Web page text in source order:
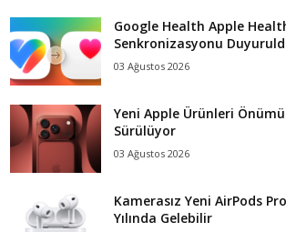
Google Health Apple
Senkronizasyonu
03 Ağustos 2026
Yeni Apple Ürünleri
Sürülüyor
03 Ağustos 2026
Kamerasız Yeni AirPods
Yılında Gelebilir